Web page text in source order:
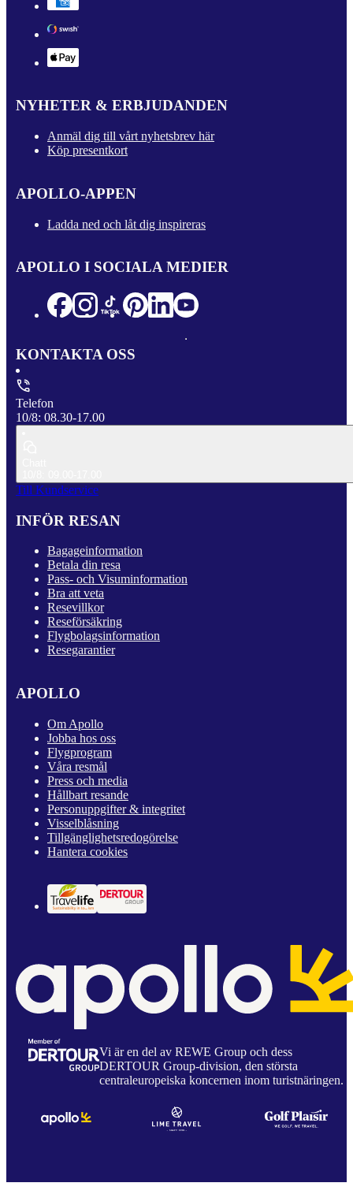
NYHETER & ERBJUDANDEN
Anmäl dig till vårt nyhetsbrev här
Köp presentkort
APOLLO-APPEN
Ladda ned och låt dig inspireras
APOLLO I SOCIALA MEDIER
KONTAKTA OSS
Telefon
10/8: 08.30-17.00
Till Kundservice
INFÖR RESAN
Bagageinformation
Betala din resa
Pass- och Visuminformation
Bra att veta
Resevillkor
Reseförsäkring
Flygbolagsinformation
Resegarantier
APOLLO
Om Apollo
Jobba hos oss
Flygprogram
Våra resmål
Press och media
Hållbart resande
Personuppgifter & integritet
Visselblåsning
Tillgänglighetsredogörelse
Hantera cookies
Vi är en del av REWE Group och dess
DERTOUR Group-division, den största
centraleuropeiska koncernen inom turistnäringen.